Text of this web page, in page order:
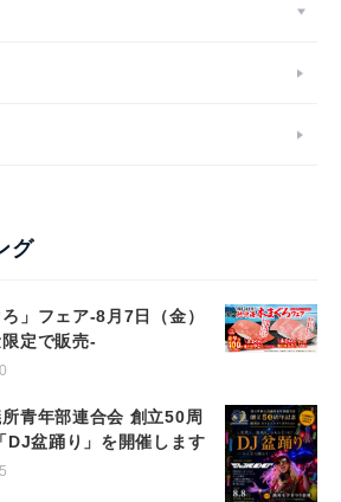
グ
」フェア-8月7日（金）
定で販売-
青年部連合会 創立50周
DJ盆踊り」を開催します